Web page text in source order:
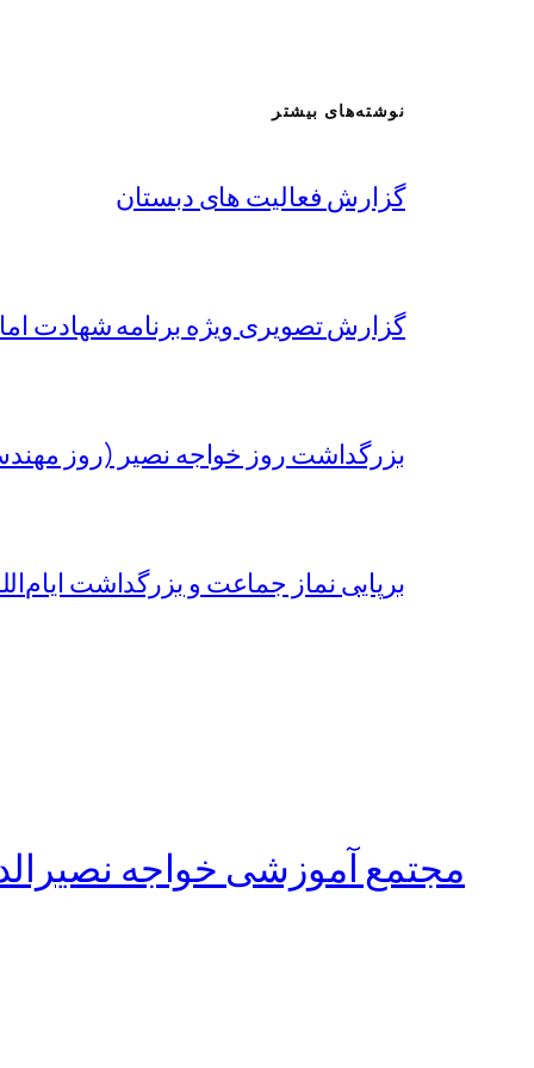
نوشته‌های بیشتر
گزارش فعالیت های دبستان
گزارش تصویری ویژه برنامه شهادت
بزرگداشت روز خواجه نصیر (روز
برپایی نماز جماعت و بزرگداشت
مجتمع آموزشی خواجه